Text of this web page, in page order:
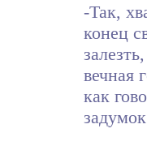
-Так,
конец
вечная
как